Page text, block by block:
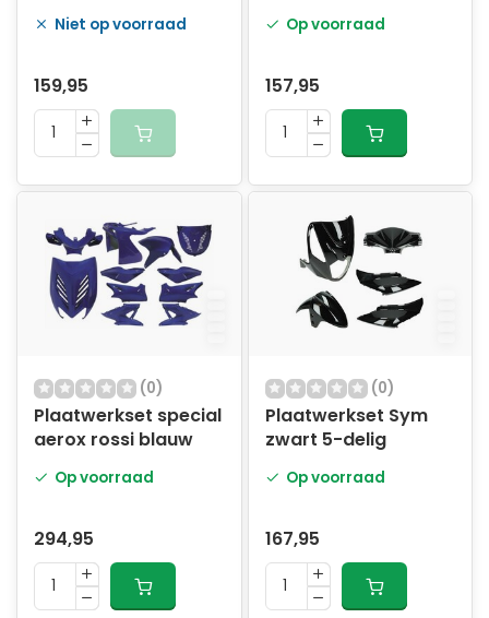
Niet op voorraad
159,95
Op voorraad
157,95
(0)
Plaatwerkset special
aerox rossi blauw
Op voorraad
294,95
(0)
Plaatwerkset Sym
zwart 5-delig
Op voorraad
167,95